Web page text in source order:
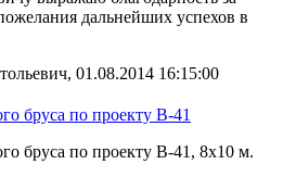
дальнейших успехов в
01.08.2014 16:15:00
бруса по проекту В-41
бруса по проекту В-41, 8х10 м.